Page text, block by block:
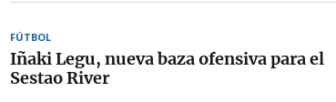
FÚTBOL
Iñaki Legu, nueva baza ofensiva para el
Sestao River